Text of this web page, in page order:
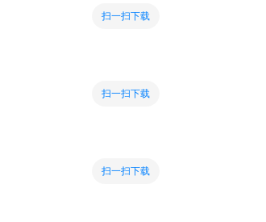
扫一扫下载
扫一扫下载
扫一扫下载